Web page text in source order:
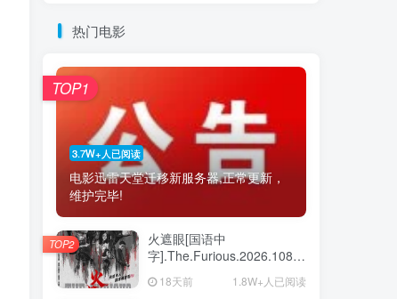
热门电影
3.7W+人已阅读
电影迅雷天堂迁移新服务器,正常更新，
维护完毕!
TOP1
火遮眼[国语中
字].The.Furious.2026.1080p+2160p
18天前 1.8W+人已阅读
TOP2